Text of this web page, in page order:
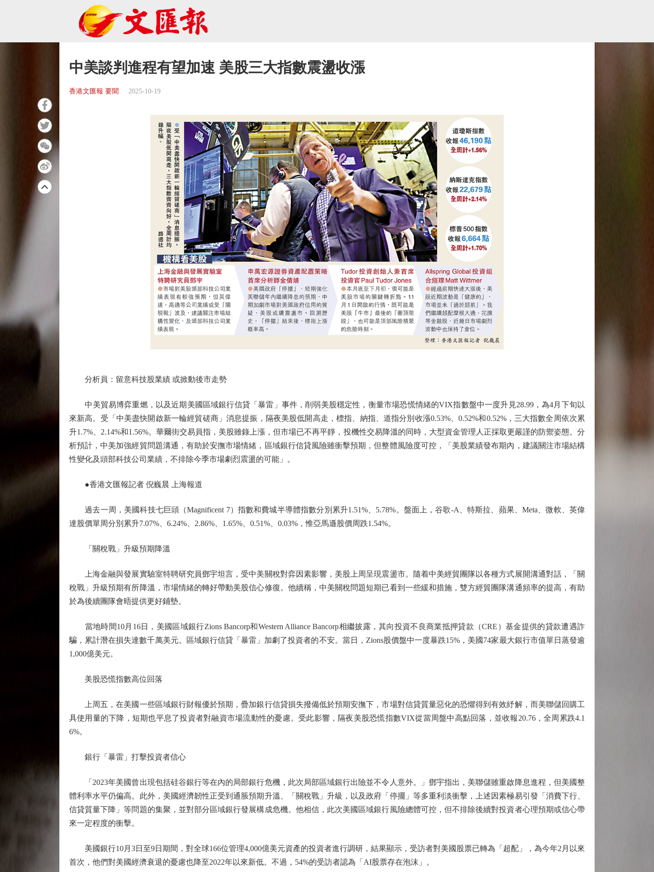
中美談判進程有望加速 美股三大指數震盪收漲
香港文匯報 要聞 2025-10-19
分析員：留意科技股業績 或掀動後市走勢
中美貿易博弈重燃，以及近期美國區域銀行信貸「暴雷」事件，削弱美股穩定性，衡量市場恐慌情緒的VIX指數盤中一度升見28.99，為4月下旬以
來新高。受「中美盡快開啟新一輪經貿磋商」消息提振，隔夜美股低開高走，標指、納指、道指分別收漲0.53%、0.52%和0.52%，三大指數全周依次累
升1.7%、2.14%和1.56%。華爾街交易員指，美股雖錄上漲，但市場已不再平靜，投機性交易降溫的同時，大型資金管理人正採取更嚴謹的防禦姿態。分
析預計，中美加強經貿問題溝通，有助於安撫市場情緒，區域銀行信貸風險雖衝擊預期，但整體風險度可控，「美股業績發布期內，建議關注市場結構
性變化及頭部科技公司業績，不排除今季市場劇烈震盪的可能」。
●香港文匯報記者 倪巍晨 上海報道
過去一周，美國科技七巨頭（Magnificent 7）指數和費城半導體指數分別累升1.51%、5.78%。盤面上，谷歌-A、特斯拉、蘋果、Meta、微軟、英偉
達股價單周分別累升7.07%、6.24%、2.86%、1.65%、0.51%、0.03%，惟亞馬遜股價周跌1.54%。
「關稅戰」升級預期降溫
上海金融與發展實驗室特聘研究員鄧宇坦言，受中美關稅對弈因素影響，美股上周呈現震盪市。隨着中美經貿團隊以各種方式展開溝通對話，「關
稅戰」升級預期有所降溫，市場情緒的轉好帶動美股信心修復。他續稱，中美關稅問題短期已看到一些緩和措施，雙方經貿團隊溝通頻率的提高，有助
於為後續團隊會晤提供更好鋪墊。
當地時間10月16日，美國區域銀行Zions Bancorp和Western Alliance Bancorp相繼披露，其向投資不良商業抵押貸款（CRE）基金提供的貸款遭遇詐
騙，累計潛在損失達數千萬美元。區域銀行信貸「暴雷」加劇了投資者的不安。當日，Zions股價盤中一度暴跌15%，美國74家最大銀行市值單日蒸發逾
1,000億美元。
美股恐慌指數高位回落
上周五，在美國一些區域銀行財報優於預期，疊加銀行信貸損失撥備低於預期安撫下，市場對信貸質量惡化的恐懼得到有效紓解，而美聯儲回購工
具使用量的下降，短期也平息了投資者對融資市場流動性的憂慮。受此影響，隔夜美股恐慌指數VIX從當周盤中高點回落，並收報20.76，全周累跌4.1
6%。
銀行「暴雷」打擊投資者信心
「2023年美國曾出現包括硅谷銀行等在內的局部銀行危機，此次局部區域銀行出險並不令人意外。」鄧宇指出，美聯儲雖重啟降息進程，但美國整
體利率水平仍偏高。此外，美國經濟韌性正受到通脹預期升溫、「關稅戰」升級，以及政府「停擺」等多重利淡衝擊，上述因素極易引發「消費下行、
信貸質量下降」等問題的集聚，並對部分區域銀行發展構成危機。他相信，此次美國區域銀行風險總體可控，但不排除後續對投資者心理預期或信心帶
來一定程度的衝擊。
美國銀行10月3日至9日期間，對全球166位管理4,000億美元資產的投資者進行調研，結果顯示，受訪者對美國股票已轉為「超配」，為今年2月以來
首次，他們對美國經濟衰退的憂慮也降至2022年以來新低。不過，54%的受訪者認為「AI股票存在泡沫」。